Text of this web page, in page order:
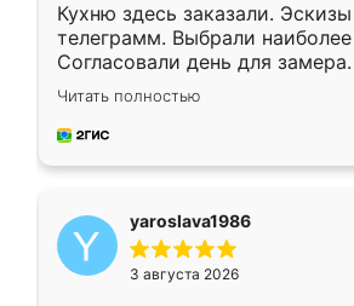
Кухню здесь заказали.
телеграмм. Выбрали
Согласовали день для
недели кухня была уже
довольны работой. Спасибо
мебель за качественную
Читать полностью
yaroslava1986
3 августа 2026